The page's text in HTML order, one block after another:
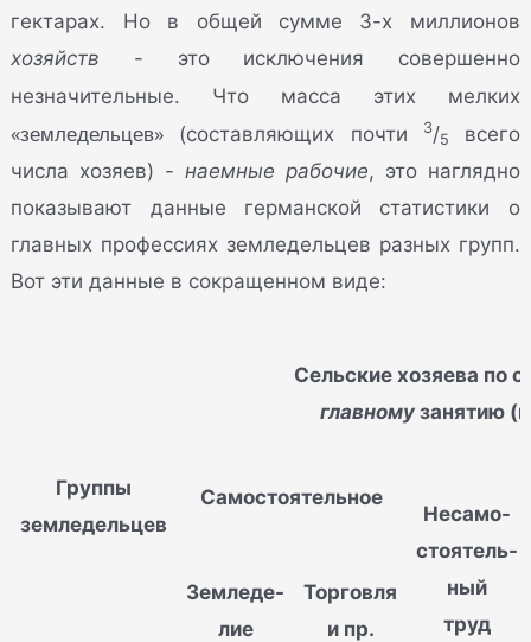
гектарах. Но в общей сумме 3-х миллионов
хозяйств - это исключения совершенно
незначительные. Что масса этих мелких
«земледельцев» (составляющих почти 3/5
всего
числа хозяев) - наемные рабочие, это наглядно
показывают данные германской статистики о
главных профессиях земледельцев разных групп.
Вот эти данные в сокращенном виде:
Группы
земледельцев
Сельские хозяева по
главному занятию
Самостоятельное
Несамо-
стоятель-
ный
труд
Земледе-
лие
Торговля
и пр.